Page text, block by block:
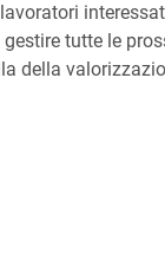
tutte le
della